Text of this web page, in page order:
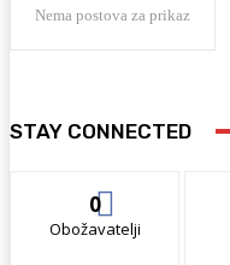
Nema postova za prikaz
STAY CONNECTED
0
Obožavatelji